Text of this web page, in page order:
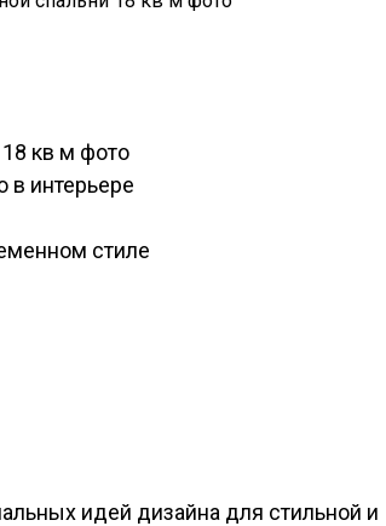
кв м фото
в интерьере
стиле
идей дизайна для стильной и